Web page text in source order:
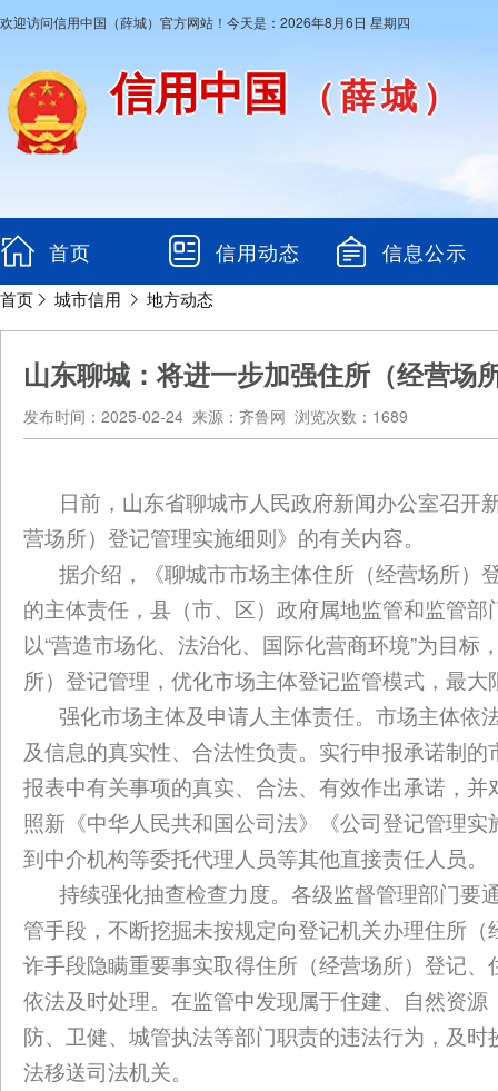
欢迎访问信用中国（薛城）官方网站！今天是：2026年8月6日 星期四
信用中国 （薛城）
首页 信用动态 信息公示
首页 城市信用 地方动态
山东聊城：将进一步加强住所（经营场
发布时间：2025-02-24 来源：齐鲁网 浏览次数：1689
日前，山东省聊城市人民政府新闻办公室召
营场所）登记管理实施细则》的有关内容。
据介绍，《聊城市市场主体住所（经营场所）
的主体责任，县（市、区）政府属地监管和监管
以“营造市场化、法治化、国际化营商环境”为目
所）登记管理，优化市场主体登记监管模式，最
强化市场主体及申请人主体责任。市场主体依
及信息的真实性、合法性负责。实行申报承诺制
报表中有关事项的真实、合法、有效作出承诺，
照新《中华人民共和国公司法》《公司登记管理
到中介机构等委托代理人员等其他直接责任人员。
持续强化抽查检查力度。各级监督管理部门要
管手段，不断挖掘未按规定向登记机关办理住所
诈手段隐瞒重要事实取得住所（经营场所）登记
依法及时处理。在监管中发现属于住建、自然资
防、卫健、城管执法等部门职责的违法行为，及
法移送司法机关。